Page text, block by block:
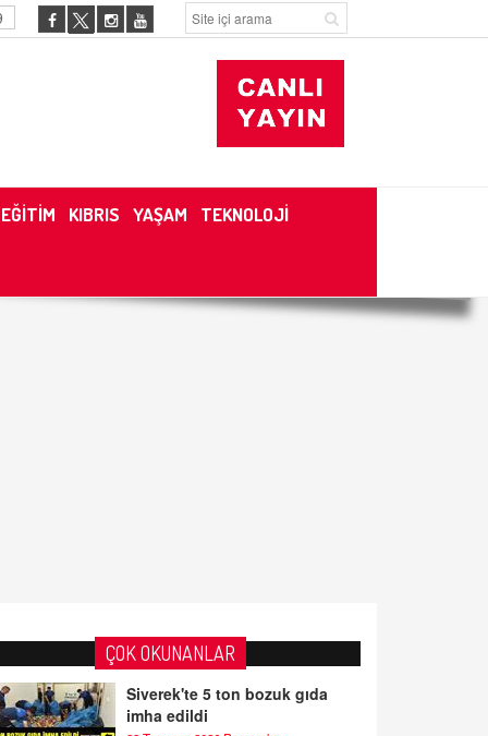
EĞİTİM KIBRIS YAŞAM TEKNOLOJİ
ÇOK OKUNANLAR
Siverek'te 5 ton bozuk gıda
imha edildi